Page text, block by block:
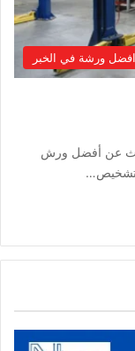
افضل ورشة في الخبر
عن أفضل ورش
تشخيص…